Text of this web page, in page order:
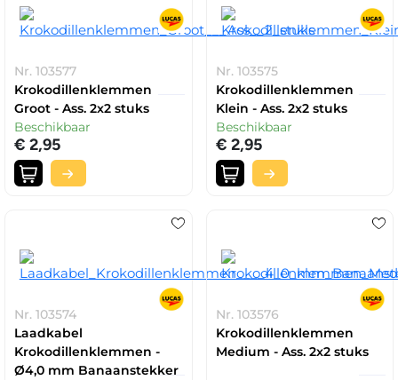
Nr. 103577
Krokodillenklemmen
Groot - Ass. 2x2 stuks
Beschikbaar
€ 2,95
Nr. 103575
Krokodillenklemmen
Klein - Ass. 2x2 stuks
Beschikbaar
€ 2,95
Nr. 103574
Laadkabel
Krokodillenklemmen -
Ø4,0 mm Banaanstekker
Nr. 103576
Krokodillenklemmen
Medium - Ass. 2x2 stuks